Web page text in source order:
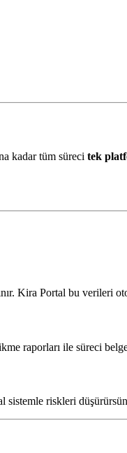
kadar tüm süreci tek
Kira Portal bu verileri
raporları ile süreci
sistemle riskleri